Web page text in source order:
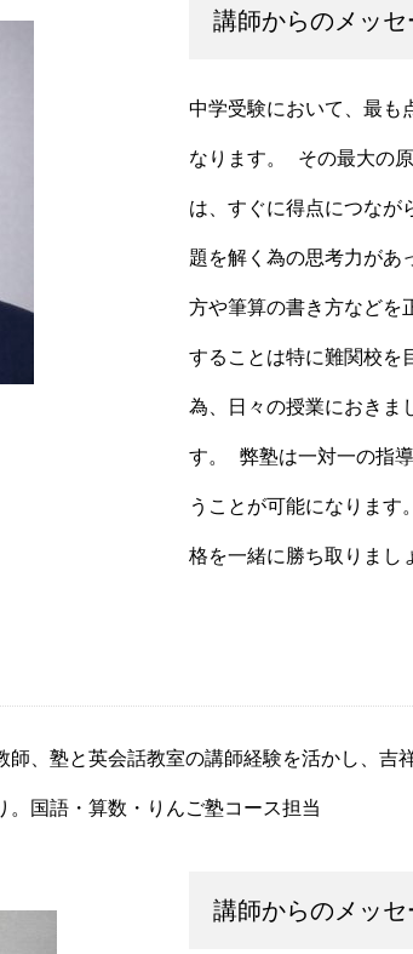
講師からのメッセ
中学受験において、最も
なります。 その最大の
は、すぐに得点につなが
題を解く為の思考力があ
方や筆算の書き方などを
することは特に難関校を
為、日々の授業におきま
す。 弊塾は一対一の指
うことが可能になります
格を一緒に勝ち取りまし
、塾と英会話教室の講師経験を活かし、 吉
。国語・算数・りんご塾コース担当
講師からのメッセ